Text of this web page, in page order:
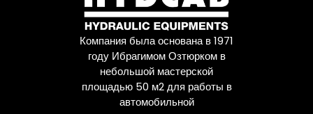
Компания была основана в 1971
году Ибрагимом Озтюрком в
небольшой мастерской
площадью 50 м2 для работы в
автомобильной